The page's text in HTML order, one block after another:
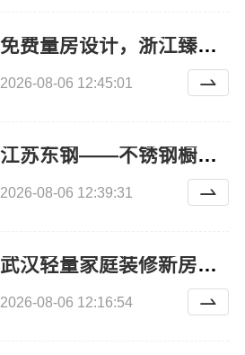
免费量房设计，浙江臻美正规家装更可靠
2026-08-06 12:45:01
江苏东钢——不锈钢橱柜十大品牌之一
2026-08-06 12:39:31
武汉轻量家庭装修新房认准本地快装（湖北）科技有限公司
2026-08-06 12:16:54